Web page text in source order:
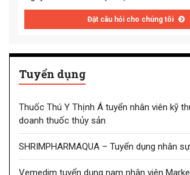
Đặt câu hỏi cho chúng tôi
Tuyển dụng
Thuốc Thú Y Thịnh Á tuyển nhân viên kỹ
doanh thuốc thủy sản
SHRIMPHARMAQUA – Tuyển dụng nhân
Vemedim tuyển dụng nam nhân viên